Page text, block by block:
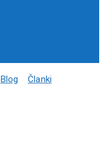
Blog >Članki